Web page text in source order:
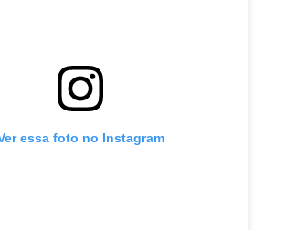
essa foto no Instagram